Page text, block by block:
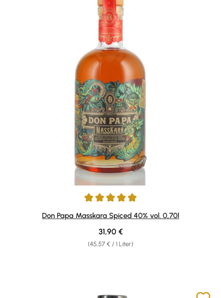
Durchschnittliche Bewertung von 4.89 von 5 Sternen
Don Papa Masskara Spiced 40% vol. 0,70l
(45,57 € / 1 Liter)
Regulärer Preis:
31,90 €